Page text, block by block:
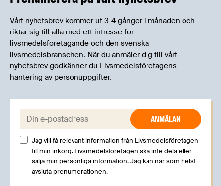
Vårt nyhetsbrev kommer ut 3-4 gånger i månaden och
riktar sig till alla med ett intresse för
livsmedelsföretagande och den svenska
livsmedelsbranschen. När du anmäler dig till vårt
nyhetsbrev godkänner du Livsmedelsföretagens
hantering av personuppgifter.
E-post:
Jag vill få relevant information från Livsmedelsföretagen
till min inkorg. Livsmedelsföretagen ska inte dela eller
sälja min personliga information. Jag kan när som helst
avsluta prenumerationen.